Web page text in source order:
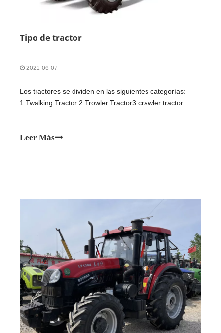
Tipo de tractor
2021-06-07
Los tractores se dividen en las siguientes categorías:
1.Twalking Tractor 2.Trowler Tractor3.crawler tractor
Leer Más